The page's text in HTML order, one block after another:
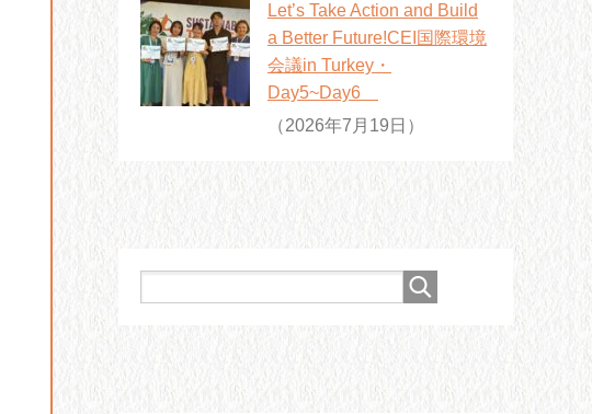
Let’s Take Action and Build
a Better Future!CEI国際環境
会議in Turkey・
Day5~Day6
（2026年7月19日）